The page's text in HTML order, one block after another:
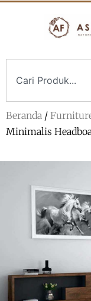
Beranda /
Minimalis